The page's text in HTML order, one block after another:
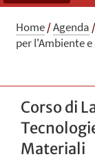
Home/Agenda /
per l'Ambiente
Corso di
Materiali